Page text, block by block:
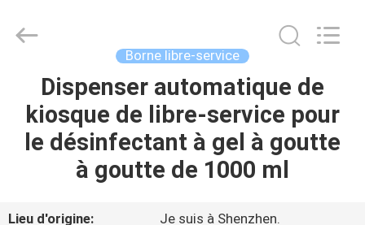
LA
MAISON
Interactive
Technology
Borne libre-service
Dispenser automatique de
kiosque de libre-service pour
le désinfectant à gel à goutte
à goutte de 1000 ml
Lieu d'origine:
Je suis à Shenzhen.